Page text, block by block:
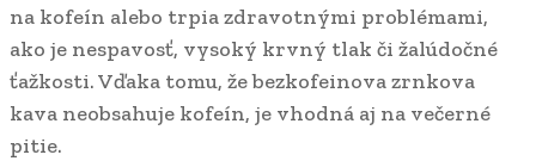
na kofeín alebo trpia zdravotnými problémami,
ako je nespavosť, vysoký krvný tlak či žalúdočné
ťažkosti. Vďaka tomu, že bezkofeinova zrnkova
kava neobsahuje kofeín, je vhodná aj na večerné
pitie.